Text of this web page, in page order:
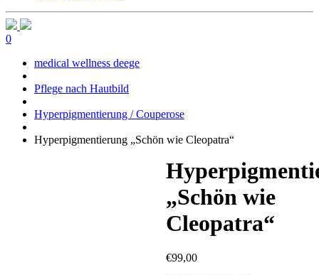
0
medical wellness deege
Pflege nach Hautbild
Hyperpigmentierung / Couperose
Hyperpigmentierung „Schön wie Cleopatra“
„Schön wie
Cleopatra“
€99,00